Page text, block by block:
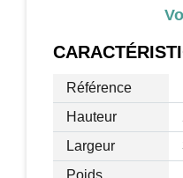
notice de
Dimensions
mètres
Hauteur avant-
Dimensions
H.0,2 mètres
Longueur
Référence
Hauteur
Largeur
Poids